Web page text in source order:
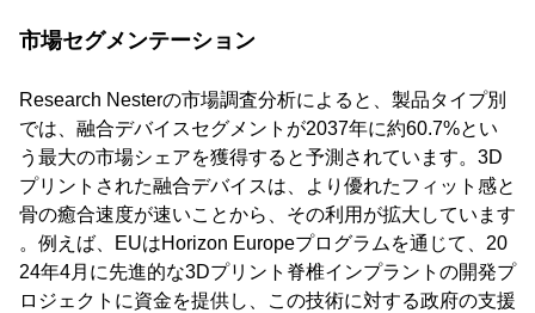
市場セグメンテーション
Research Nesterの市場調査分析によると、製品タイプ別
では、融合デバイスセグメントが2037年に約60.7%とい
う最大の市場シェアを獲得すると予測されています。3D
プリントされた融合デバイスは、より優れたフィット感と
骨の癒合速度が速いことから、その利用が拡大しています
。例えば、EUはHorizon Europeプログラムを通じて、20
24年4月に先進的な3Dプリント脊椎インプラントの開発プ
ロジェクトに資金を提供し、この技術に対する政府の支援